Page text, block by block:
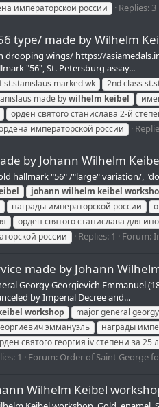
императорской россии Replies: 3
type/ made by Wilhelm
drooping wings/ https://
"56", St. Petersburg assay...
st.stanislaus marked wk 2nd class
made bywilhelm keibel
орден святого станислава 2-й
императорской россии
by Johann Wilhelm
hallmark "56" /"large" variation/,
johann wilhelm keibel
награды императорской россии
орден святого станислава для
россии Replies: 1 Forum:
made by Johann
Georgy Georgievich Emmanuel
by Imperial Decree and...
workshop major general
эммануэль награды
святого георгия iv степени за 25
1 Forum: Order of Saint George
Wilhelm Keibel